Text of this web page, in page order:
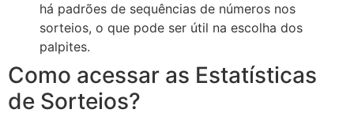
há padrões de sequências de números nos
sorteios, o que pode ser útil na escolha dos
palpites.
Como acessar as Estatísticas
de Sorteios?